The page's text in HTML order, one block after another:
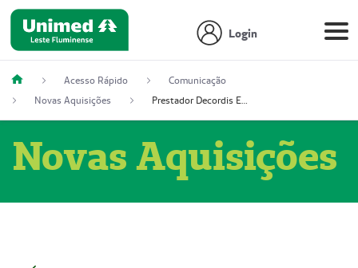
Login
Acesso Rápido
Comunicação
Novas Aquisições
Prestador Decordis Exames Cardiológicos LTDA (51004347-4)
Novas Aquisições